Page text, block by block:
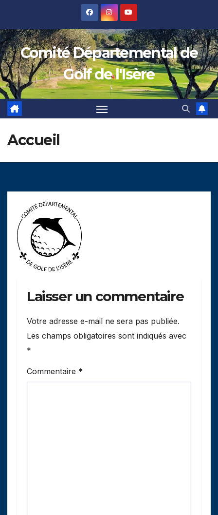
content
Comité Départemental de
Golf de l'Isère
Accueil
Laisser un commentaire
Votre adresse e-mail ne sera pas publiée.
Les champs obligatoires sont indiqués avec
*
Commentaire *